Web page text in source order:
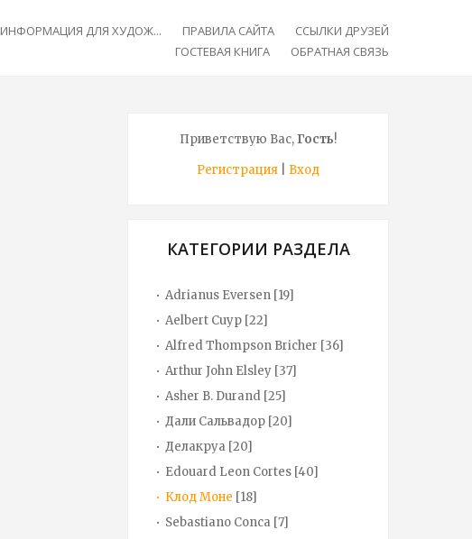
ИНФОРМАЦИЯ ДЛЯ ХУДОЖ... ПРАВИЛА САЙТА
ССЫЛКИ ДРУЗЕЙ
ГОСТЕВАЯ КНИГА
ОБРАТНАЯ СВЯЗЬ
Приветствую Вас,Гость!
Регистрация
Вход
КАТЕГОРИИ РАЗДЕЛА
Adrianus Eversen [19]
Aelbert Cuyp [22]
Alfred Thompson Bricher [36]
Arthur John Elsley [37]
Asher B. Durand [25]
Дали Сальвадор [20]
Делакруа [20]
Edouard Leon Cortes [40]
Клод Моне [18]
Sebastiano Conca [7]